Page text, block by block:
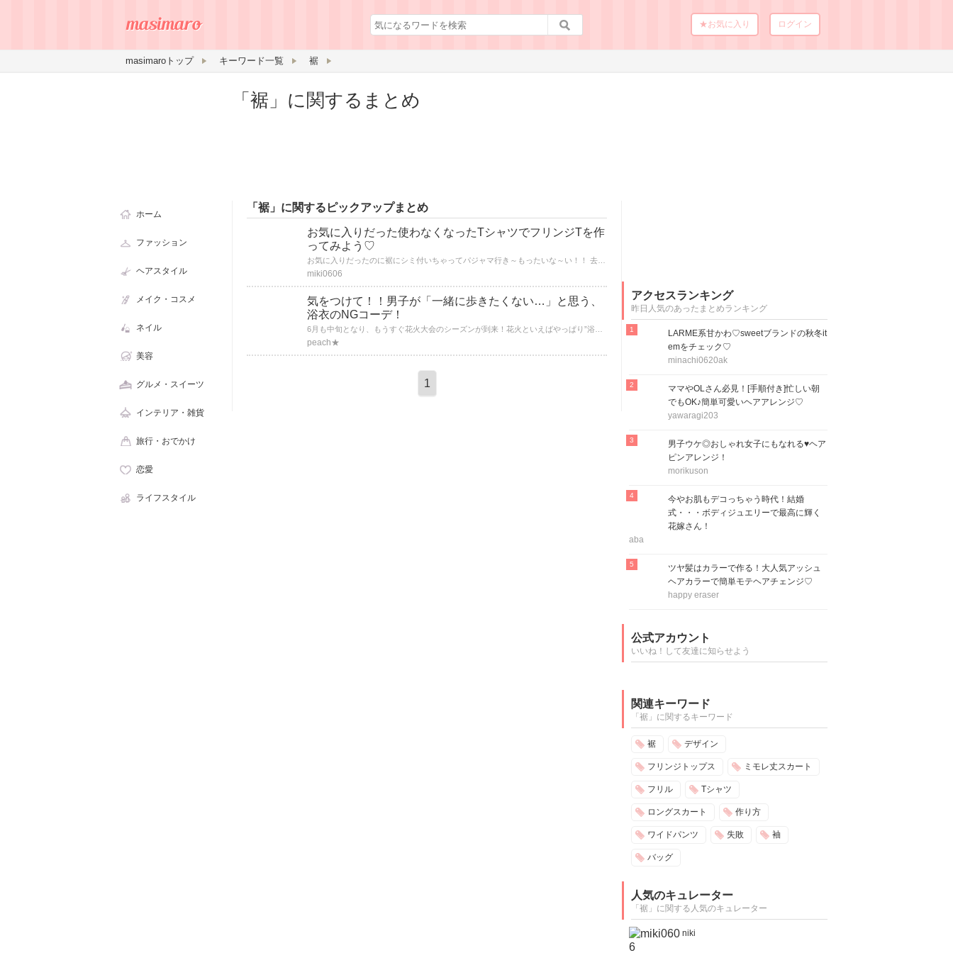
★お気に入り ログイン
masimaroトップ キーワード一覧 裾
「裾」に関するまとめ
「裾」に関するピックアップまとめ
お気に入りだった使わなくなったTシャツでフリンジTを作
ってみよう♡
miki0606
気をつけて！！男子が「一緒に歩きたくない…」と思う、
浴衣のNGコーデ！
peach★
1
ホーム
ファッション
ヘアスタイル
メイク・コスメ
ネイル
美容
グルメ・スイーツ
インテリア・雑貨
旅行・おでかけ
恋愛
ライフスタイル
アクセスランキング
昨日人気のあったまとめランキング
LARME系甘かわ♡sweetブランドの秋冬it
emをチェック♡
minachi0620ak
ママやOLさん必見！[手順付き]忙しい朝
でもOK♪簡単可愛いヘアアレンジ♡
yawaragi203
男子ウケ◎おしゃれ女子にもなれる♥ヘア
ピンアレンジ！
morikuson
今やお肌もデコっちゃう時代！結婚
式・・・ボディジュエリーで最高に輝く
花嫁さん！
aba
ツヤ髪はカラーで作る！大人気アッシュ
ヘアカラーで簡単モテヘアチェンジ♡
happy eraser
公式アカウント
いいね！して友達に知らせよう
関連キーワード
「裾」に関するキーワード
裾 デザイン
フリンジトップス ミモレ丈スカート
フリル Tシャツ
ロングスカート 作り方
ワイドパンツ 失敗 袖
バッグ
人気のキュレーター
「裾」に関する人気のキュレーター
niki